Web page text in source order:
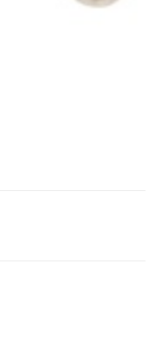
era:
attuale è: